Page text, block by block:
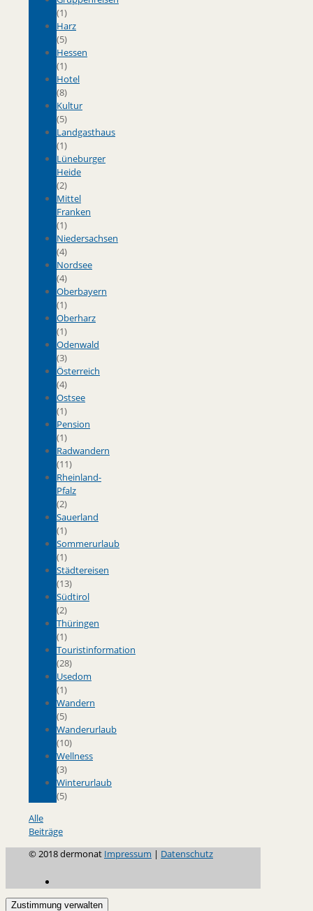
(1)
Harz
(5)
Hessen
(1)
Hotel
(8)
Kultur
(5)
Landgasthaus
(1)
Lüneburger
Heide
(2)
Mittel
Franken
(1)
Niedersachsen
(4)
Nordsee
(4)
Oberbayern
(1)
Oberharz
(1)
Odenwald
(3)
Österreich
(4)
Ostsee
(1)
Pension
(1)
Radwandern
(11)
Rheinland-
Pfalz
(2)
Sauerland
(1)
Sommerurlaub
(1)
Städtereisen
(13)
Südtirol
(2)
Thüringen
(1)
Touristinformation
(28)
Usedom
(1)
Wandern
(5)
Wanderurlaub
(10)
Wellness
(3)
Winterurlaub
(5)
Alle
Beiträge
© 2018 dermonat Impressum | Datenschutz
Zustimmung verwalten